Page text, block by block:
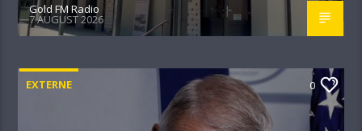
Gold FM Radio
7 AUGUST 2026
EXTERNE 0